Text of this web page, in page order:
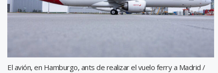
El avión, en Hamburgo, ants de realizar el vuelo ferry a Madrid /